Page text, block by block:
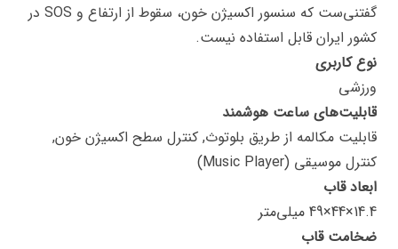
گفتنی‌ست که سنسور اکسیژن خون، سقوط از ارتفاع و SOS در
کشور ایران قابل استفاده نیست.
نوع کاربری
ورزشی
قابلیت‌های ساعت هوشمند
قابلیت مکالمه از طریق بلوتوث, کنترل سطح اکسیژن خون,
کنترل موسیقی (Music Player)
ابعاد قاب
14.4×44×49 میلی‌متر
ضخامت قاب